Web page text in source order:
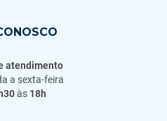
atendimento
a sexta-feira
às 18h